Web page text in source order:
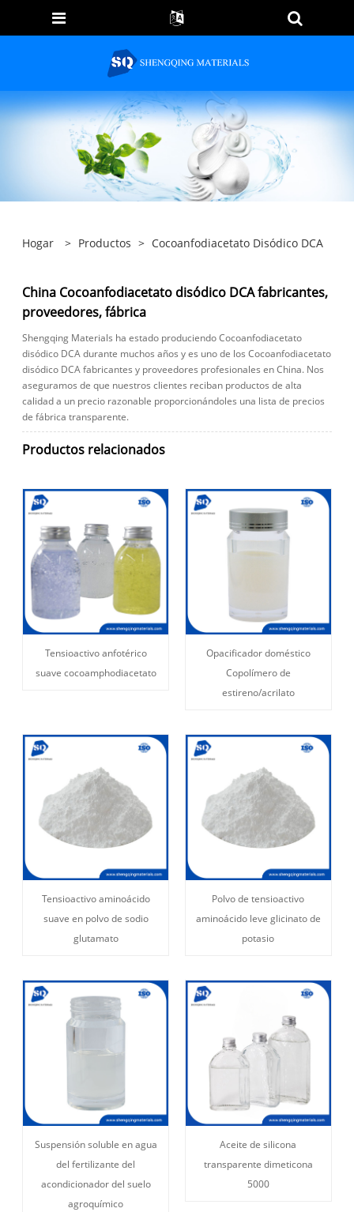
Hogar > Productos > Cocoanfodiacetato Disódico DCA
China Cocoanfodiacetato disódico DCA fabricantes,
proveedores, fábrica
Shengqing Materials ha estado produciendo Cocoanfodiacetato
disódico DCA durante muchos años y es uno de los Cocoanfodiacetato
disódico DCA fabricantes y proveedores profesionales en China. Nos
aseguramos de que nuestros clientes reciban productos de alta
calidad a un precio razonable proporcionándoles una lista de precios
de fábrica transparente.
Productos relacionados
Tensioactivo anfotérico
suave cocoamphodiacetato
Opacificador doméstico
Copolímero de
estireno/acrilato
Tensioactivo aminoácido
suave en polvo de sodio
glutamato
Polvo de tensioactivo
aminoácido leve glicinato de
potasio
Suspensión soluble en agua
del fertilizante del
acondicionador del suelo
agroquímico
Aceite de silicona
transparente dimeticona
5000